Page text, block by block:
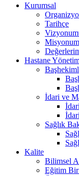
Kurumsal
Tarihçe
Hastane
İdari ve
Sağlık
Kalite
Bilimsel
Eğitim